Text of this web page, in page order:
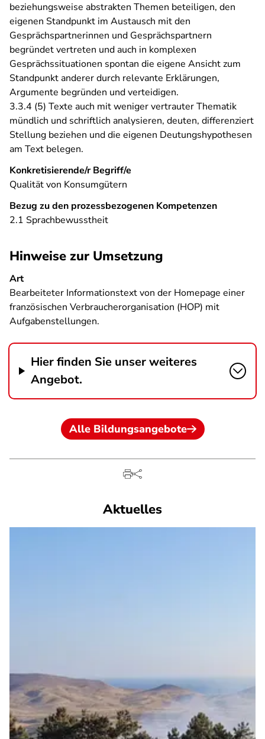
beziehungsweise abstrakten Themen beteiligen, den
eigenen Standpunkt im Austausch mit den
Gesprächspartnerinnen und Gesprächspartnern
begründet vertreten und auch in komplexen
Gesprächssituationen spontan die eigene Ansicht zum
Standpunkt anderer durch relevante Erklärungen,
Argumente begründen und verteidigen.
3.3.4 (5) Texte auch mit weniger vertrauter Thematik
mündlich und schriftlich analysieren, deuten, differenziert
Stellung beziehen und die eigenen Deutungshypothesen
am Text belegen.
Konkretisierende/r Begriff/e
Qualität von Konsumgütern
Bezug zu den prozessbezogenen Kompetenzen
2.1 Sprachbewusstheit
Hinweise zur Umsetzung
Art
Bearbeiteter Informationstext von der Homepage einer
französischen Verbraucherorganisation (HOP) mit
Aufgabenstellungen.
Hier finden Sie unser weiteres
Angebot.
Alle Bildungsangebote
Aktuelles